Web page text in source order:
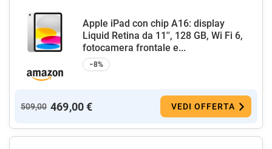
Apple iPad con chip A16: display
Liquid Retina da 11'', 128 GB, Wi Fi 6,
fotocamera frontale e...
−8%
509,00 469,00 € VEDI OFFERTA